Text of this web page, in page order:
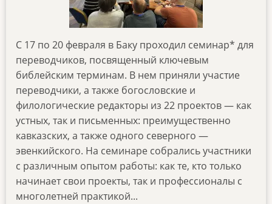
С 17 по 20 февраля в Баку проходил семинар* для
переводчиков, посвященный ключевым
библейским терминам. В нем приняли участие
переводчики, а также богословские и
филологические редакторы из 22 проектов — как
устных, так и письменных: преимущественно
кавказских, а также одного северного —
эвенкийского. На семинаре собрались участники
с различным опытом работы: как те, кто только
начинает свои проекты, так и профессионалы с
многолетней практикой...